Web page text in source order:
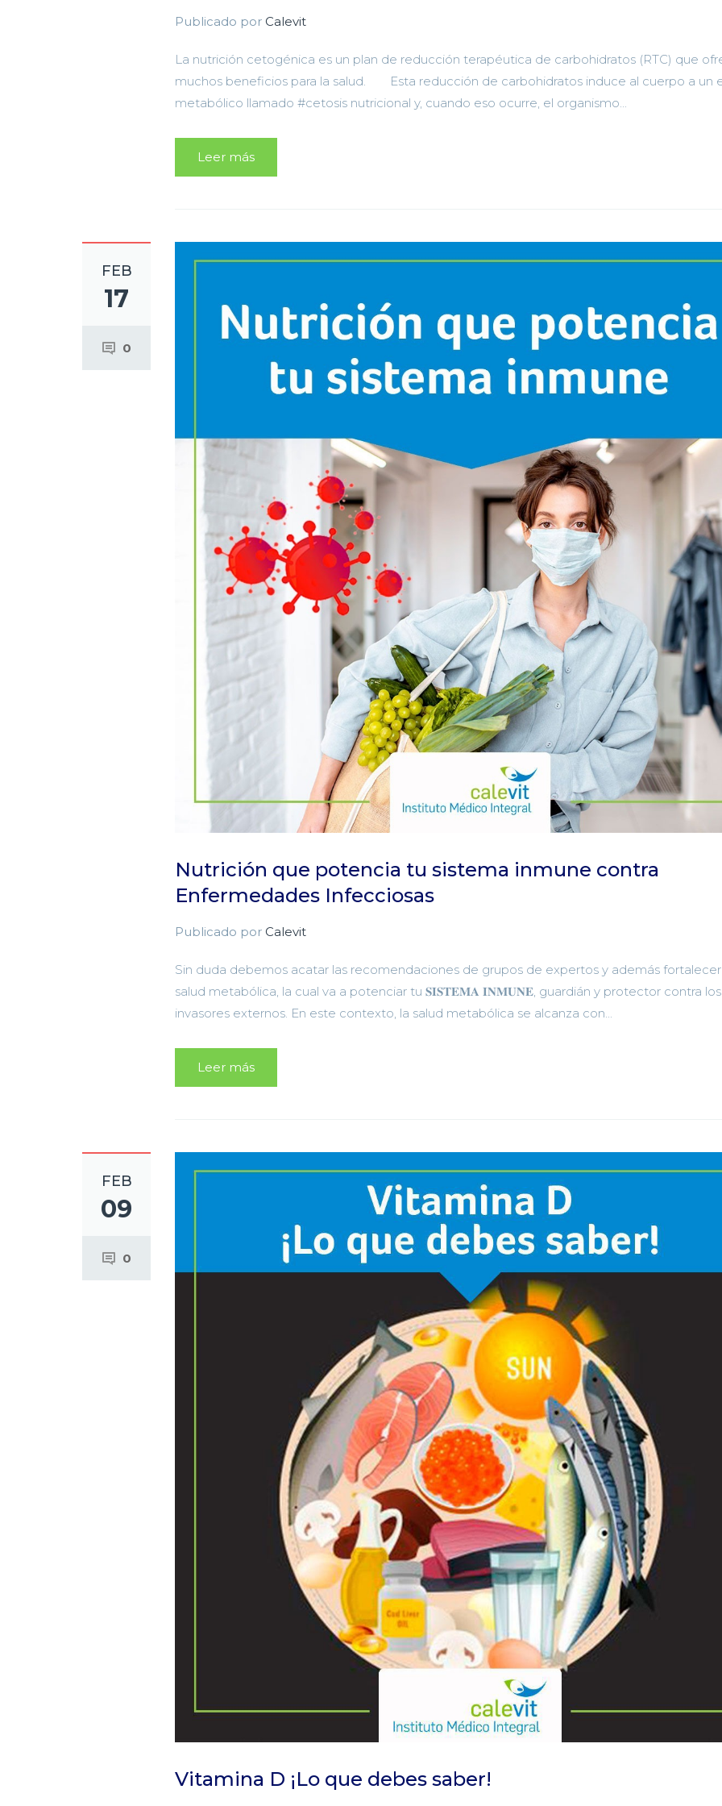
Publicado por Calevit
La nutrición cetogénica es un plan de reducción terapéutica de carbohidratos (RTC) que
muchos beneficios para la salud.⠀ ⠀ Esta reducción de carbohidratos induce al cuerpo a un
metabólico llamado #cetosis nutricional y, cuando eso ocurre, el organismo...
Leer más
FEB
17
0
Nutrición que potencia tu sistema inmune contra
Enfermedades Infecciosas
Publicado por Calevit
Sin duda debemos acatar las recomendaciones de grupos de expertos y además
salud metabólica, la cual va a potenciar tu 𝐒𝐈𝐒𝐓𝐄𝐌𝐀 𝐈𝐍𝐌𝐔𝐍𝐄, guardián y protector contra los
invasores externos. En este contexto, la salud metabólica se alcanza con...
Leer más
FEB
09
0
Vitamina D ¡Lo que debes saber!